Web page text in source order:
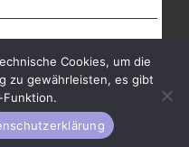
IMPRESSUM
Cookies, um die
zu gewährleisten, es gibt
Funktion.